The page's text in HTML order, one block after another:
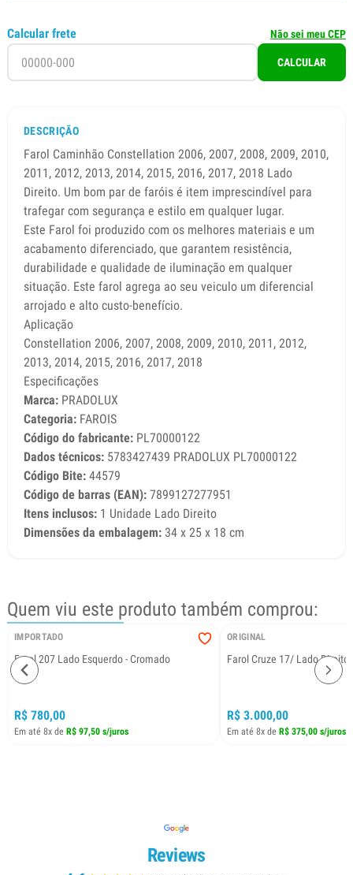
Calcular frete Não sei meu CEP
CALCULAR
DESCRIÇÃO
Farol Caminhão Constellation 2006, 2007, 2008, 2009, 2010,
2011, 2012, 2013, 2014, 2015, 2016, 2017, 2018 Lado
Direito. Um bom par de faróis é item imprescindível para
trafegar com segurança e estilo em qualquer lugar.
Este Farol foi produzido com os melhores materiais e um
acabamento diferenciado, que garantem resistência,
durabilidade e qualidade de iluminação em qualquer
situação. Este farol agrega ao seu veiculo um diferencial
arrojado e alto custo-benefício.
Aplicação
Constellation 2006, 2007, 2008, 2009, 2010, 2011, 2012,
2013, 2014, 2015, 2016, 2017, 2018
Especificações
Marca: PRADOLUX
Categoria: FAROIS
Código do fabricante: PL70000122
Dados técnicos: 5783427439 PRADOLUX PL70000122
Código Bite: 44579
Código de barras (EAN): 7899127277951
Itens inclusos: 1 Unidade Lado Direito
Dimensões da embalagem: 34 x 25 x 18 cm
Quem viu este produto também comprou:
IMPORTADO
Farol 207 Lado Esquerdo - Cromado
R$ 780,00
Em até 8x de R$ 97,50 s/juros
ORIGINAL
Farol Cruze 17/ Lado Direito
R$ 3.000,00
Em até 8x de R$ 375,00 s/juros
Reviews